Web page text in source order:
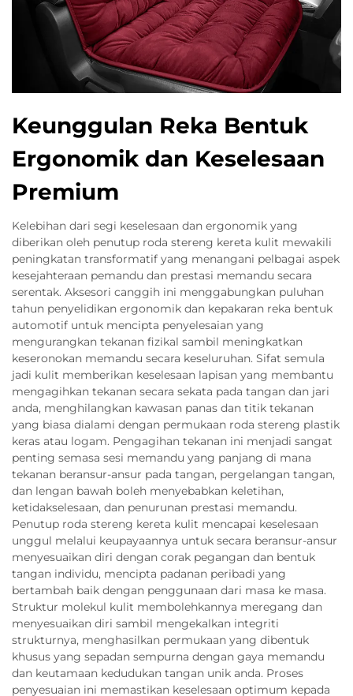
Keunggulan Reka Bentuk
Ergonomik dan Keselesaan
Premium
Kelebihan dari segi keselesaan dan ergonomik yang
diberikan oleh penutup roda stereng kereta kulit mewakili
peningkatan transformatif yang menangani pelbagai aspek
kesejahteraan pemandu dan prestasi memandu secara
serentak. Aksesori canggih ini menggabungkan puluhan
tahun penyelidikan ergonomik dan kepakaran reka bentuk
automotif untuk mencipta penyelesaian yang
mengurangkan tekanan fizikal sambil meningkatkan
keseronokan memandu secara keseluruhan. Sifat semula
jadi kulit memberikan keselesaan lapisan yang membantu
mengagihkan tekanan secara sekata pada tangan dan jari
anda, menghilangkan kawasan panas dan titik tekanan
yang biasa dialami dengan permukaan roda stereng plastik
keras atau logam. Pengagihan tekanan ini menjadi sangat
penting semasa sesi memandu yang panjang di mana
tekanan beransur-ansur pada tangan, pergelangan tangan,
dan lengan bawah boleh menyebabkan keletihan,
ketidakselesaan, dan penurunan prestasi memandu.
Penutup roda stereng kereta kulit mencapai keselesaan
unggul melalui keupayaannya untuk secara beransur-ansur
menyesuaikan diri dengan corak pegangan dan bentuk
tangan individu, mencipta padanan peribadi yang
bertambah baik dengan penggunaan dari masa ke masa.
Struktur molekul kulit membolehkannya meregang dan
menyesuaikan diri sambil mengekalkan integriti
strukturnya, menghasilkan permukaan yang dibentuk
khusus yang sepadan sempurna dengan gaya memandu
dan keutamaan kedudukan tangan unik anda. Proses
penyesuaian ini memastikan keselesaan optimum kepada